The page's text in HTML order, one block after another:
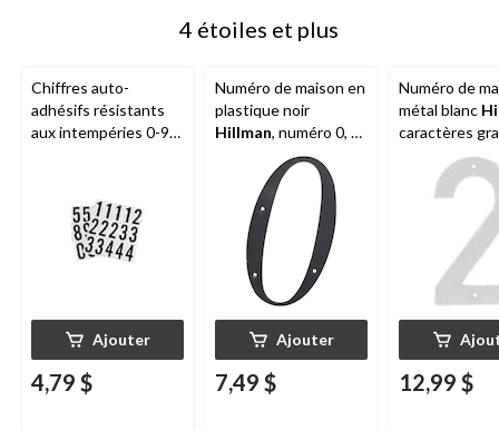
4 étoiles et plus
Chiffres auto-
adhésifs résistants
aux intempéries 0-9
Ajouter
4,79 $
Numéro de maison en
plastique noir
Hillman, numéro 0, 6
Ajouter
7,49 $
Numéro de
métal blanc
caractères
numéro 2, 6
12,99 $